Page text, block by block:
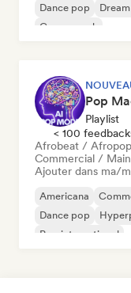
Dance pop
Garage rock
Playlist
< 100
Afrobeat / Afropop
Commercial /
Ajouter dans ma/
Americana
Dance pop
Pop international